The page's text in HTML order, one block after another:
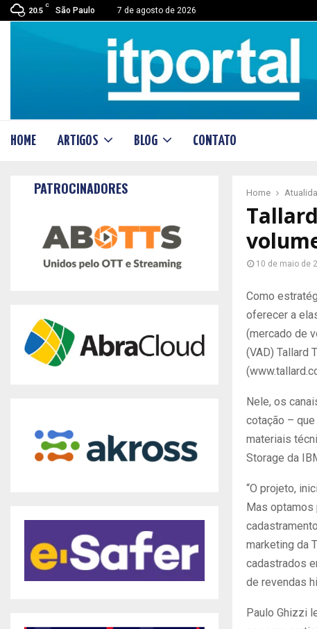
20.5
C
São Paulo 7 de agosto de 2026
HOME ARTIGOS BLOG CONTATO
Home
10 de maio de
Como
oferecer a
(mercado de
(VAD) Tallard
Nele, os
cotação –
materiais
Storage da
“O projeto,
Mas optamos
marketing da
cadastrados
de revendas
Paulo Ghizzi
PATROCINADORES